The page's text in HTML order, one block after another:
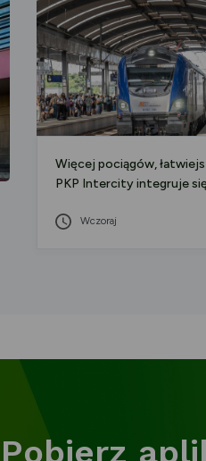
Więcej pociągów,
PKP Intercity integruje
Wczoraj
Pobierz